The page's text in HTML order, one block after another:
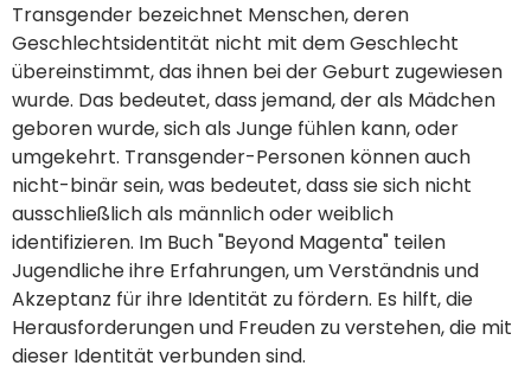
Transgender bezeichnet Menschen, deren
Geschlechtsidentität nicht mit dem Geschlecht
übereinstimmt, das ihnen bei der Geburt zugewiesen
wurde. Das bedeutet, dass jemand, der als Mädchen
geboren wurde, sich als Junge fühlen kann, oder
umgekehrt. Transgender-Personen können auch
nicht-binär sein, was bedeutet, dass sie sich nicht
ausschließlich als männlich oder weiblich
identifizieren. Im Buch "Beyond Magenta" teilen
Jugendliche ihre Erfahrungen, um Verständnis und
Akzeptanz für ihre Identität zu fördern. Es hilft, die
Herausforderungen und Freuden zu verstehen, die mit
dieser Identität verbunden sind.